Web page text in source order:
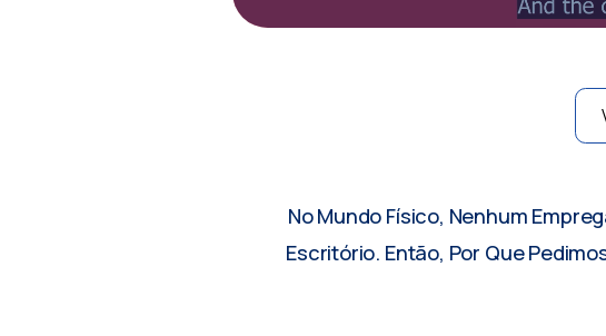
No Mundo Físico, Nenhum
Escritório. Então, Por Que